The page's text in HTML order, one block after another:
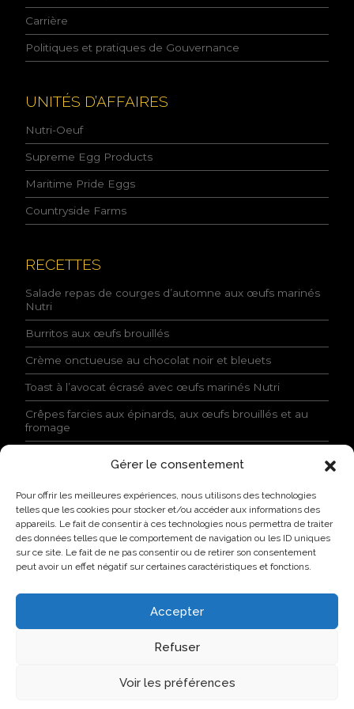
Gérer le consentement
Pour offrir les meilleures expériences, nous utilisons des technologies
telles que les cookies pour stocker et/ou accéder aux informations des
appareils. Le fait de consentir à ces technologies nous permettra de traiter
des données telles que le comportement de navigation ou les ID uniques
sur ce site. Le fait de ne pas consentir ou de retirer son consentement
peut avoir un effet négatif sur certaines caractéristiques et fonctions.
Accepter
Refuser
Voir les préférences
d
e
l
a
p
l
t
i
q
u
e
d
e
c
n
f
i
d
e
n
t
i
a
l
i
t
j
’
a
c
e
Carrière
Politiques et pratiques de Gouvernance
UNITÉS D’AFFAIRES
Nutri-Oeuf
Supreme Egg Products
Maritime Pride Eggs
Countryside Farms
RECETTES
Salade repas de courges d’automne aux œufs marinés
Nutri
Burritos aux œufs brouillés
Crème onctueuse au chocolat noir et bleuets
Toast à l’avocat écrasé avec œufs marinés Nutri
Crêpes farcies aux épinards, aux œufs brouillés et au
fromage
Lovo donne le coup d’envoi à son Campus industriel de
l’oeuf à Saint-Hyacinthe
Lovo primée par l’AQINAC pour son initiative
responsable Protéines collectives
Nouvelle identité, nouvelle façon de faire : Groupe Nutri
Lovo annonce l’agrandissement de son usine de
classification de Saint-Lambert-de-Lauzon